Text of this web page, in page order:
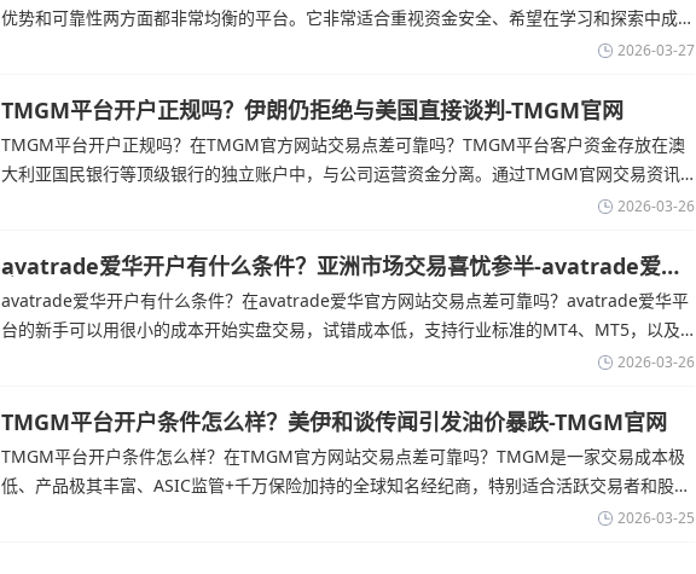
优势和可靠性两方面都非常均衡的平台。它非常适合重视资金安全、希望在学习和探索中成长
的新手交易者。通过avatrade官网交易资讯了解，零售企业警告称，中东地区的冲突正在推
2026-03-27
TMGM平台开户正规吗？伊朗仍拒绝与美国直接谈判-TMGM官网
TMGM平台开户正规吗？在TMGM官方网站交易点差可靠吗？‌‌‌TMGM平台客户资金存放在澳
大利亚国民银行等顶级银行的独立账户中，与公司运营资金分离。通过TMGM官网交易资讯
2026-03-26
avatrade爱华开户有什么条件？亚洲市场交易喜忧参半-avatrade爱华
官网
avatrade爱华开户有什么条件？在avatrade爱华官方网站交易点差可靠吗？‌‌‌avatrade爱华平
台的新手可以用很小的成本开始实盘交易，试错成本低，支持行业标准的MT4、MT5，以及
自研的AvaTradeGO和AvaOptions。通过avatrade爱华官网交易资讯了解，据伊朗伊斯兰共
2026-03-26
TMGM平台开户条件怎么样？美伊和谈传闻引发油价暴跌-TMGM官网
TMGM平台开户条件怎么样？在TMGM官方网站交易点差可靠吗？‌‌‌TMGM是一家交易成本极
低、产品极其丰富、ASIC监管+千万保险加持的全球知名经纪商，特别适合活跃交易者和股票
CFD投资者。通过TMGM官网交易资讯了解，周三亚洲交易时段,油价暴跌逾6%,布伦特原油跌
2026-03-25